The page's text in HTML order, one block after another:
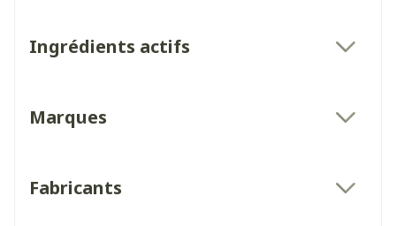
Ingrédients actifs
Marques
Fabricants